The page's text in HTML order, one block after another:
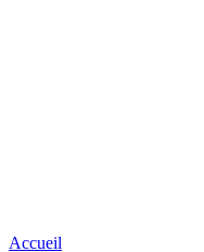
Accueil